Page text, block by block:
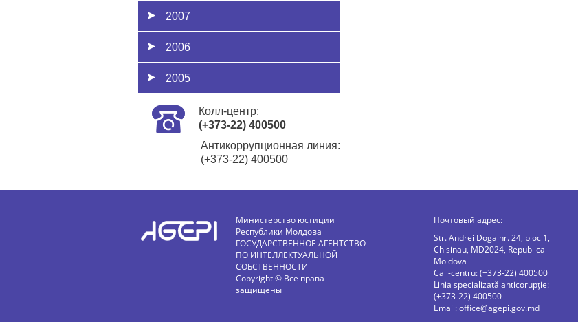
2007
2006
2005
Колл-центр:
(+373-22) 400500
Антикоррупционная линия:
(+373-22) 400500
Министерство юстиции
Республики Молдова
ГОСУДАРСТВЕННОЕ АГЕНТСТВО
ПО ИНТЕЛЛЕКТУАЛЬНОЙ
СОБСТВЕННОСТИ
Copyright © Все права
защищены
Почтовый адрес:
Str. Andrei Doga nr. 24, bloc 1,
Chisinau, MD2024, Republica
Moldova
Call-centru: (+373-22) 400500
Linia specializată anticorupție:
(+373-22) 400500
Email:office@agepi.gov.md